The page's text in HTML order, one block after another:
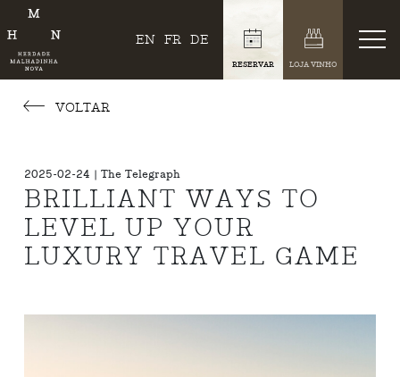
EN FR DE
RESERVAR LOJA VINHO
VOLTAR
2025-02-24 | The Telegraph
BRILLIANT WAYS TO
LEVEL UP YOUR
LUXURY TRAVEL GAME